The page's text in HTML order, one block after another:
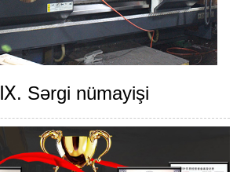
Ⅸ. Sərgi nümayişi